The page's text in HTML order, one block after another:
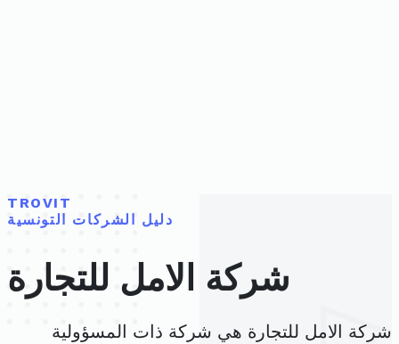
TROVIT
دليل الشركات التونسية
شركة الامل للتجارة
شركة الامل للتجارة هي شركة ذات المسؤولية